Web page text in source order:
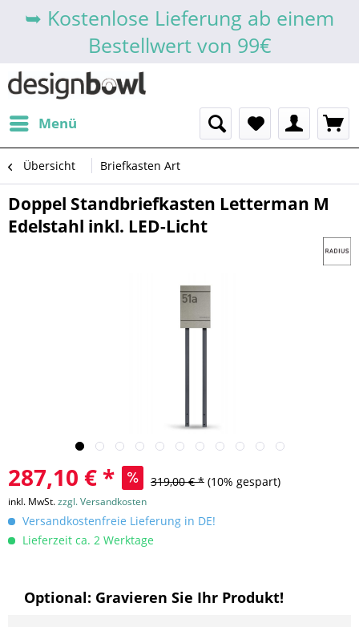
➥ Kostenlose Lieferung ab einem
Bestellwert von 99€
Menü
Übersicht Briefkasten Art
Doppel Standbriefkasten Letterman M
Edelstahl inkl. LED-Licht
287,10 € * 319,00 € * (10% gespart)
inkl. MwSt.zzgl. Versandkosten
Versandkostenfreie Lieferung in DE!
Lieferzeit ca. 2 Werktage
Optional: Gravieren Sie Ihr Produkt!